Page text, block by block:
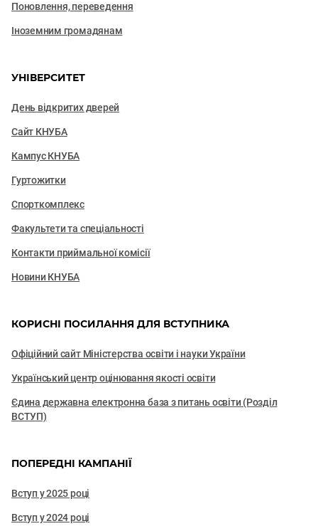
Поновлення, переведення
Іноземним громадянам
УНІВЕРСИТЕТ
День відкритих дверей
Сайт КНУБА
Кампус КНУБА
Гуртожитки
Спорткомплекс
Факультети та cпеціальності
Контакти приймальної комісії
Новини КНУБА
КОРИСНІ ПОСИЛАННЯ ДЛЯ ВСТУПНИКА
Офіційний сайт Міністерства освіти і науки України
Український центр оцінювання якості освіти
Єдина державна електронна база з питань освіти (Розділ
ВСТУП)
ПОПЕРЕДНІ КАМПАНІЇ
Вступ у 2025 році
Вступ у 2024 році